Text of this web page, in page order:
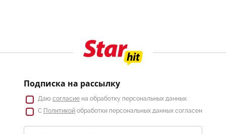
Подписка на рассылку
Даю согласие на обработку персональных данных
С Политикой обработки персональных данных согласен